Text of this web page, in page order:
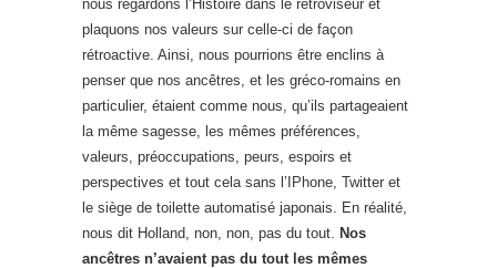
nous regardons l’Histoire dans le rétroviseur et
plaquons nos valeurs sur celle-ci de façon
rétroactive. Ainsi, nous pourrions être enclins à
penser que nos ancêtres, et les gréco-romains en
particulier, étaient comme nous, qu’ils partageaient
la même sagesse, les mêmes préférences,
valeurs, préoccupations, peurs, espoirs et
perspectives et tout cela sans l’IPhone, Twitter et
le siège de toilette automatisé japonais. En réalité,
nous dit Holland, non, non, pas du tout. Nos
ancêtres n’avaient pas du tout les mêmes